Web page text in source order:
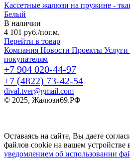
Кассетные жалюзи на пружине -
Белый
В наличии
4 101 руб./пог.м.
Перейти в товар
Компания Новости Проекты Услуги
покупателям
+7 904 020-44-97
+7 (4822) 73-42-54
dival.tver@gmail.com
© 2025, Жалюзи69.РФ
Оставаясь на сайте, Вы даете
файлов cookie на вашем устройстве
уведомлением об использовании